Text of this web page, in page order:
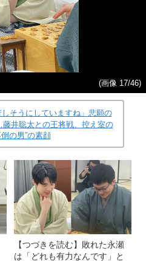
(画像 17/46)
しそうにしていますね」悲願の
井聡太との王将戦、控え室の
の男”の素顔
【つづきを読む】敗れた永瀬
は「どれも有力なんです」と